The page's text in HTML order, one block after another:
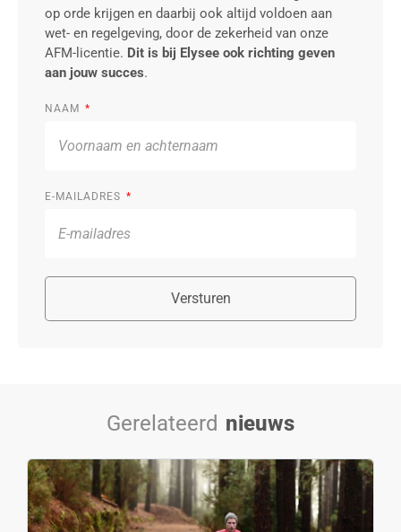
op orde krijgen en daarbij ook altijd voldoen aan
wet- en regelgeving, door de zekerheid van onze
AFM-licentie. Dit is bij Elysee ook richting geven
aan jouw succes.
NAAM
E-MAILADRES
Versturen
Gerelateerd nieuws